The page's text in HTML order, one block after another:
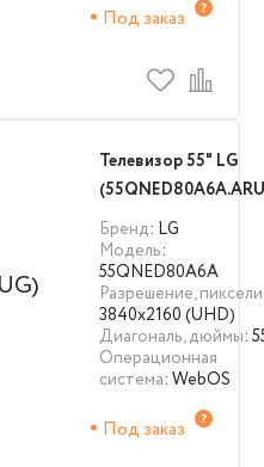
Под заказ
Телевизор 55" LG
Бренд: LG
Модель:
55QNED80A6A
Разрешение, пиксели
3840х2160 (UHD)
Диагональ, дюймы:
Операционная
система: WebOS
Под заказ